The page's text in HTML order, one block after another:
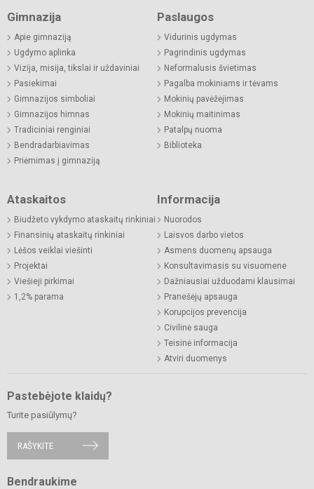
Gimnazija
Apie gimnaziją
Ugdymo aplinka
Vizija, misija, tikslai ir uždaviniai
Pasiekimai
Gimnazijos simboliai
Gimnazijos himnas
Tradiciniai renginiai
Bendradarbiavimas
Priėmimas į gimnaziją
Paslaugos
Vidurinis ugdymas
Pagrindinis ugdymas
Neformalusis švietimas
Pagalba mokiniams ir tėvams
Mokinių pavėžėjimas
Mokinių maitinimas
Patalpų nuoma
Biblioteka
Ataskaitos
Biudžeto vykdymo ataskaitų rinkiniai
Finansinių ataskaitų rinkiniai
Lėšos veiklai viešinti
Projektai
Viešieji pirkimai
1,2% parama
Informacija
Nuorodos
Laisvos darbo vietos
Asmens duomenų apsauga
Konsultavimasis su visuomene
Dažniausiai užduodami klausimai
Pranešėjų apsauga
Korupcijos prevencija
Civilinė sauga
Teisinė informacija
Atviri duomenys
Pastebėjote klaidų?
Turite pasiūlymų?
RAŠYKITE
Bendraukime